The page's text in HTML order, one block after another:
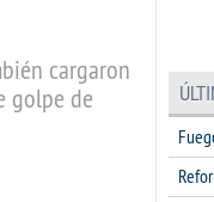
cargaron
golpe de